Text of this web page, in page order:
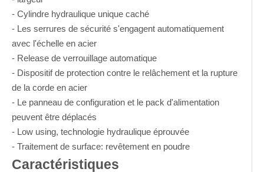
- Cylindre hydraulique unique caché
- Les serrures de sécurité s'engagent automatiquement
avec l'échelle en acier
- Release de verrouillage automatique
- Dispositif de protection contre le relâchement et la rupture
de la corde en acier
- Le panneau de configuration et le pack d'alimentation
peuvent être déplacés
- Low using, technologie hydraulique éprouvée
- Traitement de surface: revêtement en poudre
Caractéristiques